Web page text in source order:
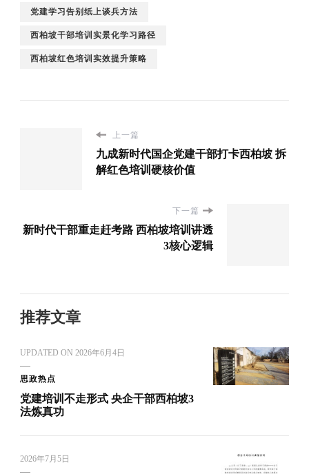
党建学习告别纸上谈兵方法
西柏坡干部培训实景化学习路径
西柏坡红色培训实效提升策略
上一篇
九成新时代国企党建干部打卡西柏坡 拆
解红色培训硬核价值
下一篇
新时代干部重走赶考路 西柏坡培训讲透
3核心逻辑
推荐文章
UPDATED ON 2026年6月4日
思政热点
党建培训不走形式 央企干部西柏坡3
法炼真功
2026年7月5日